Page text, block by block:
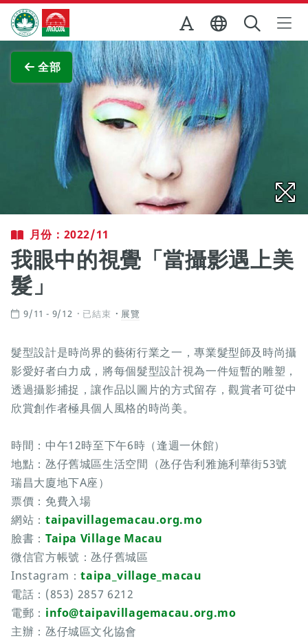
跳至主内容
澳門特別行政區政府旅遊局
全部
查看原圖
月份：2022/11
我眼中的視覺「當攝影遇上美
髮」
9/11 - 9/12 已結束 展覽
髮型設計是時尚界的藝術行業之一，專業髮型師及時尚攝
影愛好者白力成，將每個髮型設計視為一件短暫的雕塑，
透過攝影捕捉，讓作品以圖片的方式留存，觀賞者可從中
欣賞創作者極具個人風格的時尚美。
時間：中午12時至下午6時（逢週一休館）
地點：氹仔舊城區生活空間（氹仔告利雅施利華街53號
瑞昌大廈地下A座）
票價：免費入場
網站： taipavillagemacau.org.mo
臉書： Taipa Village Macau
微信官方帳號：氹仔舊城區
Instagram：taipa_village_macau
電話：(853) 2857 6212
電郵： info@taipavillagemacau.org.mo
主辦：氹仔城區文化協會